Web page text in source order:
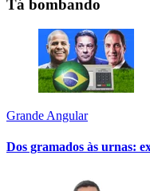
Tá bombando
Grande Angular
Dos gramados às urnas: